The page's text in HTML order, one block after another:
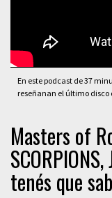
En este podcast de 37
reseñanan el último disco
Masters of
tenés que